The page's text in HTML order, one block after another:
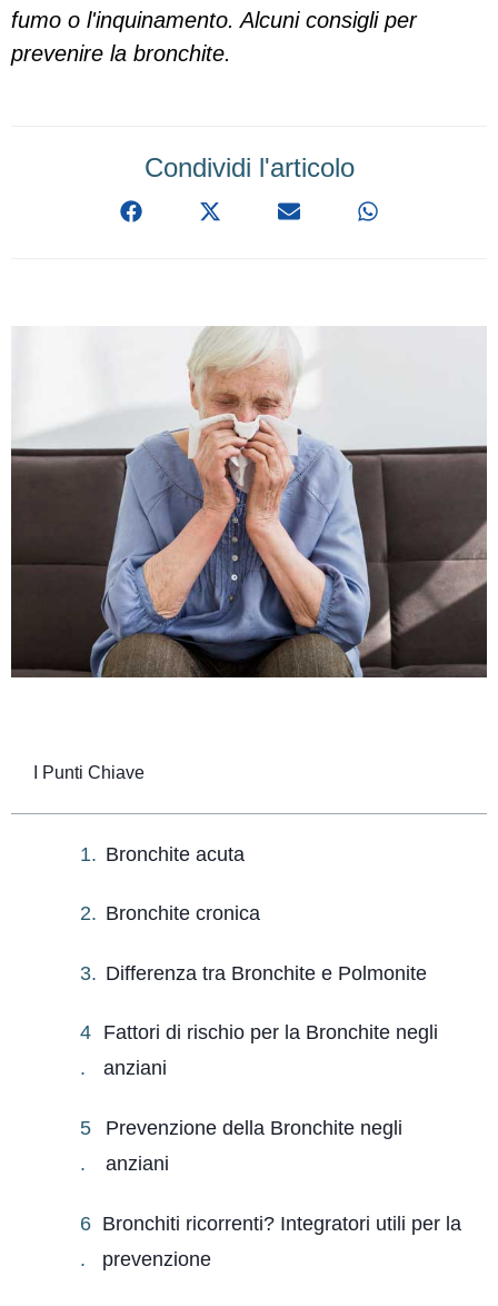
fumo o l'inquinamento. Alcuni consigli per
prevenire la bronchite.
Condividi l'articolo
I Punti Chiave
Bronchite acuta
Bronchite cronica
Differenza tra Bronchite e Polmonite
Fattori di rischio per la Bronchite negli
anziani
Prevenzione della Bronchite negli
anziani
Bronchiti ricorrenti? Integratori utili per la
prevenzione